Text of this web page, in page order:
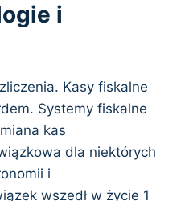
i
Kasy fiskalne
Systemy fiskalne
kas
dla niektórych
i
wszedł w życie 1